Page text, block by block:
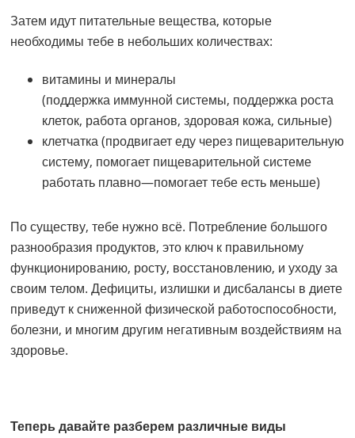
Затем идут питательные вещества, которые
необходимы тебе в небольших количествах:
витамины и минералы
(поддержка иммунной системы, поддержка роста
клеток, работа органов, здоровая кожа, сильные)
клетчатка (продвигает еду через пищеварительную
систему, помогает пищеварительной системе
работать плавно—помогает тебе есть меньше)
По существу, тебе нужно всё. Потребление большого
разнообразия продуктов, это ключ к правильному
функционированию, росту, восстановлению, и уходу за
своим телом. Дефициты, излишки и дисбалансы в диете
приведут к сниженной физической работоспособности,
болезни, и многим другим негативным воздействиям на
здоровье.
Теперь давайте разберем различные виды